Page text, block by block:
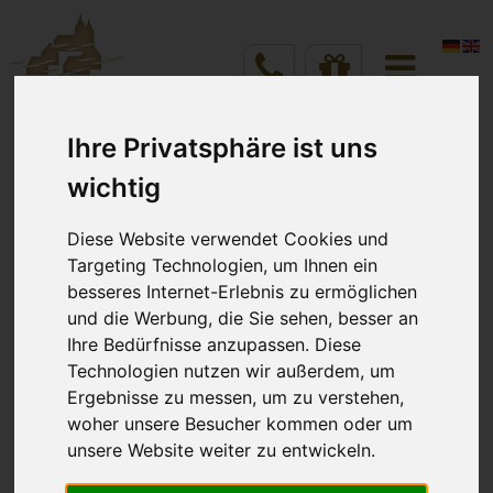
Ihre Privatsphäre ist uns
wichtig
Diese Website verwendet Cookies und
Targeting Technologien, um Ihnen ein
besseres Internet-Erlebnis zu ermöglichen
und die Werbung, die Sie sehen, besser an
Ihre Bedürfnisse anzupassen. Diese
Technologien nutzen wir außerdem, um
Ergebnisse zu messen, um zu verstehen,
woher unsere Besucher kommen oder um
unsere Website weiter zu entwickeln.
Anreise
Aug 2026
8 9
Zimmer Personen
Verfügbarkeit prüfen
Vineta Hotels Usedom
Verschiedenes
Willkommen im Team
Schön, dass Sie dabei sind.
Ihr persönlicher Bereich – alles Wichtige auf einen
Blick.